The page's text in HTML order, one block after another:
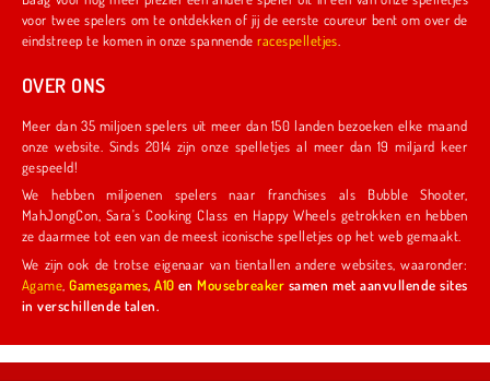
voor twee spelers om te ontdekken of jij de eerste coureur bent om over de
eindstreep te komen in onze spannenderacespelletjes
OVER ONS
Meer dan 35 miljoen spelers uit meer dan 150 landen bezoeken elke maand
onze website. Sinds 2014 zijn onze spelletjes al meer dan 19 miljard keer
gespeeld!
We hebben miljoenen spelers naar franchises als Bubble Shooter,
MahJongCon, Sara's Cooking Class en Happy Wheels getrokken en hebben
ze daarmee tot een van de meest iconische spelletjes op het web gemaakt.
We zijn ook de trotse eigenaar van tientallen andere websites, waaronder:
Agame ,Gamesgames,A10 enMousebreaker samen met aanvullende sites
in verschillende talen.